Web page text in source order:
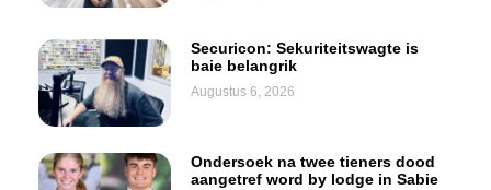
Securicon: Sekuriteitswagte is
baie belangrik
Augustus 6, 2026
Ondersoek na twee tieners dood
aangetref word by lodge in Sabie